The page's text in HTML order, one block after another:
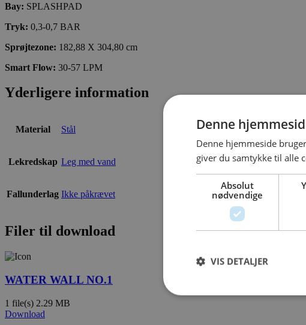
Bay: SPLASHPAD
Tryk: 0,3-0,7 BAR
Sprøjtezone: 182,88 X 304,80 cm
Smart Flow: 30-57 LPM
Yderligere information
Material Stål
Lekredskap Leg med vand
Fallunderlag Ikke påkrævet
Filer til download
WATER WALL NO.1
1 file(s) 2.29 MB
Download
Denne
Denne hjemmeside
giver du samtykke til alle
Absolut
nødvendige
VIS DETALJER